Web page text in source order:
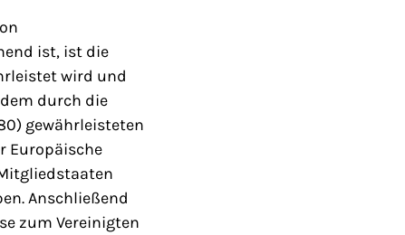
ist, ist die
wird und
durch die
gewährleisteten
Europäische
Anschließend
zum Vereinigten